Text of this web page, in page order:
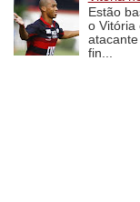
Estão
o Vitória
fin...